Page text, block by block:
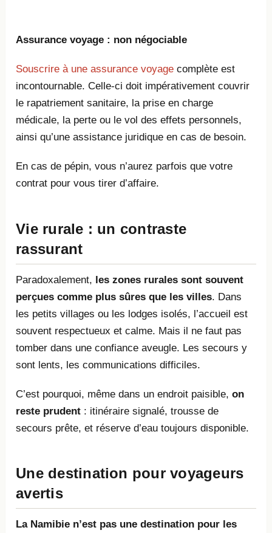
Assurance voyage : non négociable
Souscrire à une assurance voyage complète est
incontournable. Celle-ci doit impérativement couvrir
le rapatriement sanitaire, la prise en charge
médicale, la perte ou le vol des effets personnels,
ainsi qu’une assistance juridique en cas de besoin.
En cas de pépin, vous n’aurez parfois que votre
contrat pour vous tirer d’affaire.
Vie rurale : un contraste
rassurant
Paradoxalement, les zones rurales sont souvent
perçues comme plus sûres que les villes. Dans
les petits villages ou les lodges isolés, l’accueil est
souvent respectueux et calme. Mais il ne faut pas
tomber dans une confiance aveugle. Les secours y
sont lents, les communications difficiles.
C’est pourquoi, même dans un endroit paisible,on
reste prudent : itinéraire signalé, trousse de
secours prête, et réserve d’eau toujours disponible.
Une destination pour voyageurs
avertis
La Namibie n’est pas une destination pour les